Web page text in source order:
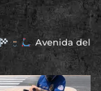
Avenida del